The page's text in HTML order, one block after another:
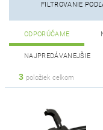
FILTROVANIE
ODPORÚČAME
NAJPREDÁVANEJŠIE
3 položiek celkom